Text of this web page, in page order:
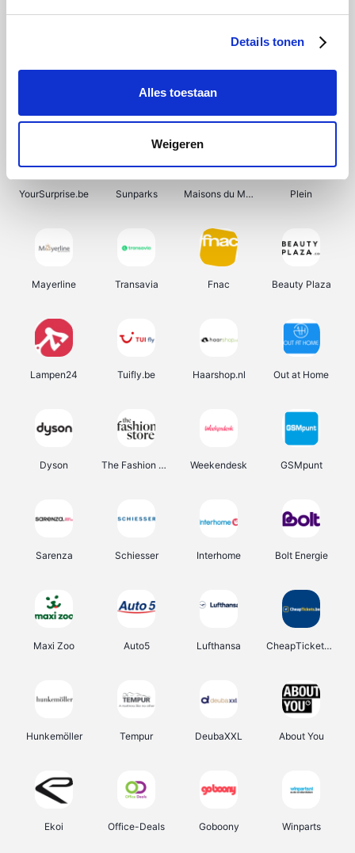
Details tonen
Alles toestaan
Weigeren
Shein Bergfreunde Pazzox Smartwatchbanden
YourSurprise.be Sunparks Maisons du Monde Plein
Mayerline Transavia Fnac Beauty Plaza
Lampen24 Tuifly.be Haarshop.nl Out at Home
Dyson The Fashion Store Weekendesk GSMpunt
Sarenza Schiesser Interhome Bolt Energie
Maxi Zoo Auto5 Lufthansa CheapTickets.be
Hunkemöller Tempur DeubaXXL About You
Ekoi Office-Deals Goboony Winparts